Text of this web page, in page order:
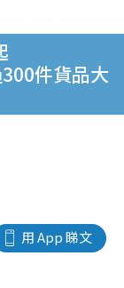
件貨品大
用 App 睇文